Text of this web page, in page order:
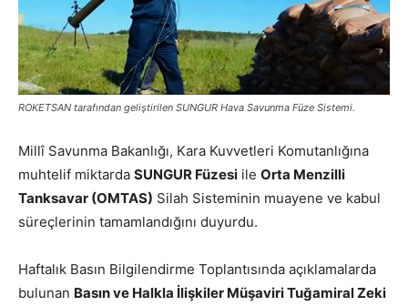
ROKETSAN tarafından geliştirilen SUNGUR Hava Savunma Füze Sistemi.
Millî Savunma Bakanlığı, Kara Kuvvetleri Komutanlığına
muhtelif miktarda SUNGUR Füzesi ile Orta Menzilli
Tanksavar (OMTAS) Silah Sisteminin muayene ve kabul
süreçlerinin tamamlandığını duyurdu.
Haftalık Basın Bilgilendirme Toplantısında açıklamalarda
bulunan Basın ve Halkla İlişkiler Müşaviri Tuğamiral Zeki